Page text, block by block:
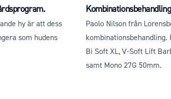
hy är att dess
som hudens
Paolo Nilson från
kombinationsbehandling.
Bi Soft XL, V-Soft Lift
samt Mono 27G 50mm.